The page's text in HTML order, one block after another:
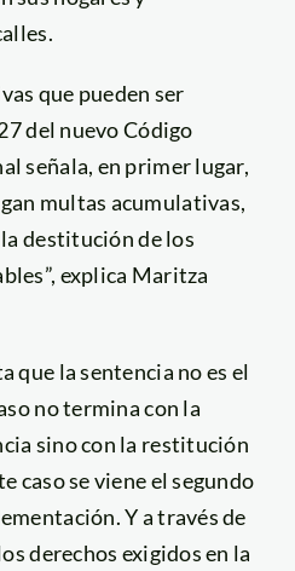
que pueden ser
del nuevo Código
señala, en primer lugar,
multas acumulativas,
destitución de los
explica Maritza
que la sentencia no es el
no termina con la
sino con la restitución
caso se viene el segundo
Y a través de
derechos exigidos en la